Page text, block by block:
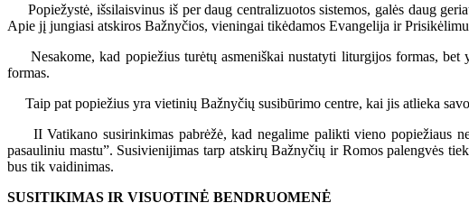
Popiežystė, išsilaisvinus iš per daug centralizuotos sistemos, galės daug
Apie jį jungiasi atskiros Bažnyčios, vieningai tikėdamos Evangelija ir
Nesakome, kad popiežius turėtų asmeniškai nustatyti liturgijos formas, bet
formas.
Taip pat popiežius yra vietinių Bažnyčių susibūrimo centre, kai jis atlieka
II Vatikano susirinkimas pabrėžė, kad negalime palikti vieno popiežiaus
pasauliniu mastu”. Susivienijimas tarp atskirų Bažnyčių ir Romos palengvės
bus tik vaidinimas.
SUSITIKIMAS IR VISUOTINĖ BENDRUOMENĖ